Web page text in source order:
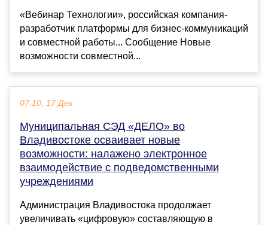
«Вебинар Технологии», российская компания-
разработчик платформы для бизнес-коммуникаций
и совместной работы... Сообщение Новые
возможности совместной...
07:10, 17 Дек
Муниципальная СЭД «ДЕЛО» во
Владивостоке осваивает новые
возможности: налажено электронное
взаимодействие с подведомственными
учреждениями
Администрация Владивостока продолжает
увеличивать «цифровую» составляющую в